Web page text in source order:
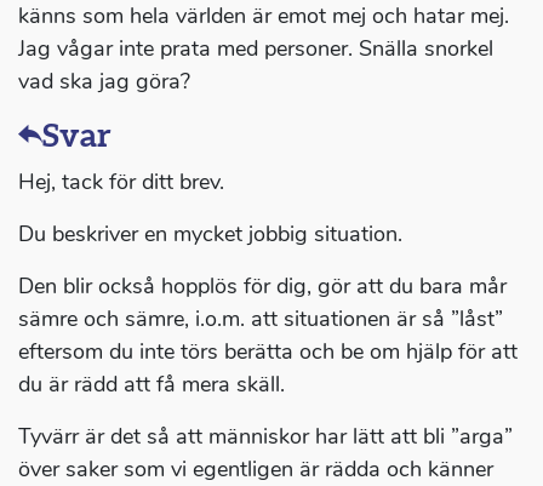
känns som hela världen är emot mej och hatar mej.
Jag vågar inte prata med personer. Snälla snorkel
vad ska jag göra?
Svar
Hej, tack för ditt brev.
Du beskriver en mycket jobbig situation.
Den blir också hopplös för dig, gör att du bara mår
sämre och sämre, i.o.m. att situationen är så ”låst”
eftersom du inte törs berätta och be om hjälp för att
du är rädd att få mera skäll.
Tyvärr är det så att människor har lätt att bli ”arga”
över saker som vi egentligen är rädda och känner